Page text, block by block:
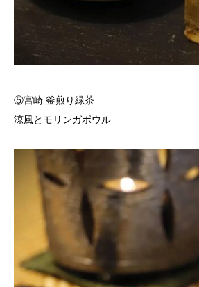
⑤宮崎 釜煎り緑茶
涼風とモリンガボウル